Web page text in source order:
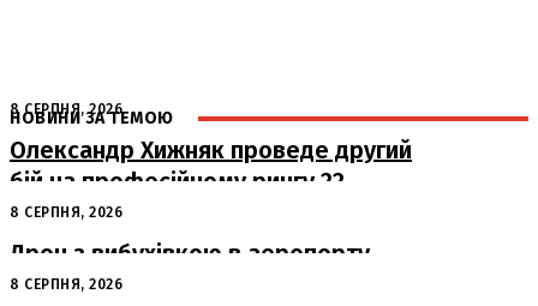
НОВИНИ ЗА ТЕМОЮ
8 СЕРПНЯ, 2026
Олександр Хижняк проведе другий
бій на професійному рингу 22
серпня у Львові
8 СЕРПНЯ, 2026
Дрон з вибухівкою в аеропорту
Лейпцига: США підозрюють Росію
8 СЕРПНЯ, 2026